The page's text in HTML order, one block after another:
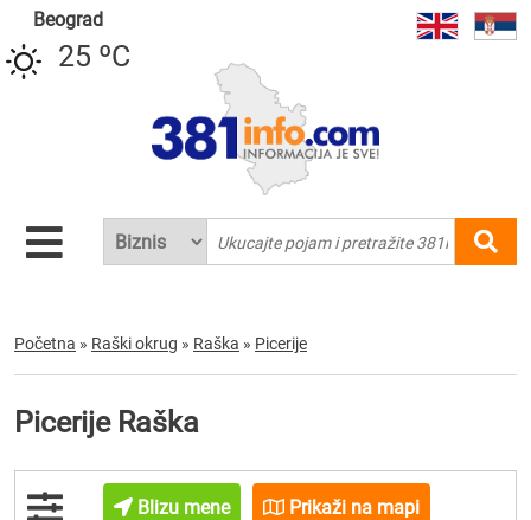
Beograd
25 ºC
Početna » Raški okrug » Raška » Picerije
Picerije Raška
Blizu mene Prikaži na mapi